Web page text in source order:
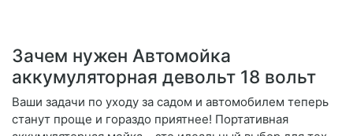
Зачем нужен Автомойка
аккумуляторная девольт 18 вольт
Ваши задачи по уходу за садом и автомобилем теперь
станут проще и гораздо приятнее! Портативная